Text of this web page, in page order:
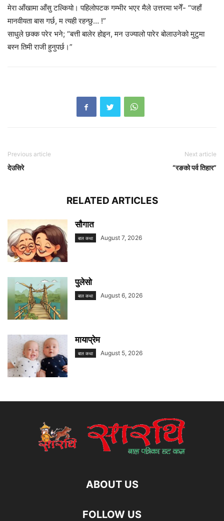
मेरा आँखामा आँसु टल्कियो। पहिलोपटक गम्भीर भएर मैले उत्तरमा भनेँ- “जहाँ
मानवीयता बास गर्छ, म त्यही रहन्छु… !”
साधुले छक्क परेर भने; “बत्ती बालेर होइन, मन उज्यालो पारेर बोलाउनेको मुटुमा
बस्न तिमी राजी हुनुपर्छ।”
Previous article
देउसिरे
Next article
“रङको पर्व तिहार”
RELATED ARTICLES
सौगात
बाल कथा August 7, 2026
पुलेसो
बाल कथा August 6, 2026
मायाप्रेम
बाल कथा August 5, 2026
ABOUT US
FOLLOW US